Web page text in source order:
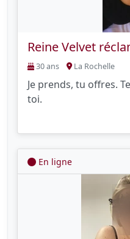
Reine Velvet
30 ans La Rochelle
Je prends, tu offres.
toi.
En ligne